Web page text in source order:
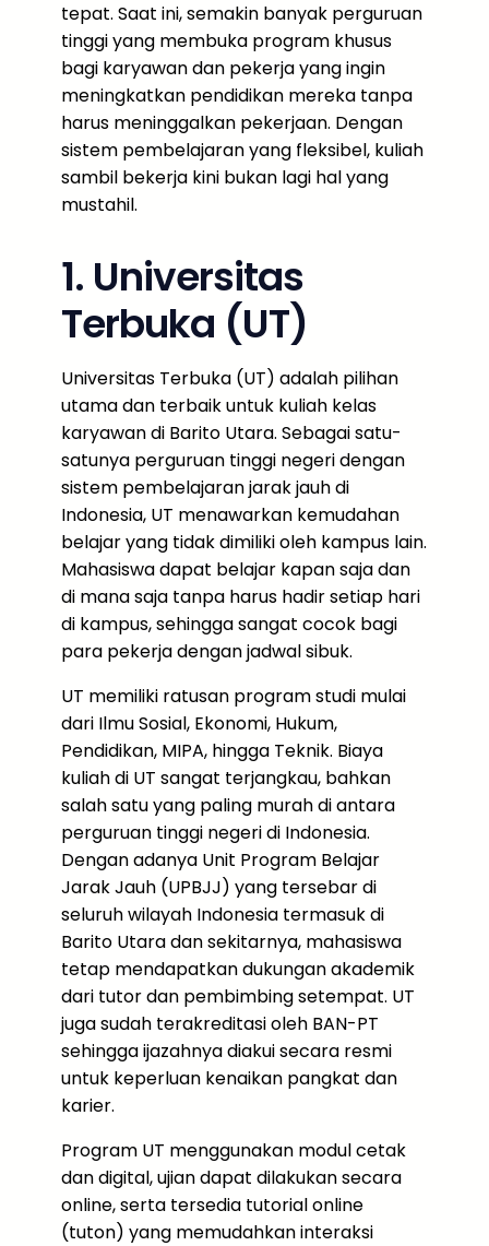
tepat. Saat ini, semakin banyak perguruan
tinggi yang membuka program khusus
bagi karyawan dan pekerja yang ingin
meningkatkan pendidikan mereka tanpa
harus meninggalkan pekerjaan. Dengan
sistem pembelajaran yang fleksibel, kuliah
sambil bekerja kini bukan lagi hal yang
mustahil.
1. Universitas
Terbuka (UT)
Universitas Terbuka (UT) adalah pilihan
utama dan terbaik untuk kuliah kelas
karyawan di Barito Utara. Sebagai satu-
satunya perguruan tinggi negeri dengan
sistem pembelajaran jarak jauh di
Indonesia, UT menawarkan kemudahan
belajar yang tidak dimiliki oleh kampus lain.
Mahasiswa dapat belajar kapan saja dan
di mana saja tanpa harus hadir setiap hari
di kampus, sehingga sangat cocok bagi
para pekerja dengan jadwal sibuk.
UT memiliki ratusan program studi mulai
dari Ilmu Sosial, Ekonomi, Hukum,
Pendidikan, MIPA, hingga Teknik. Biaya
kuliah di UT sangat terjangkau, bahkan
salah satu yang paling murah di antara
perguruan tinggi negeri di Indonesia.
Dengan adanya Unit Program Belajar
Jarak Jauh (UPBJJ) yang tersebar di
seluruh wilayah Indonesia termasuk di
Barito Utara dan sekitarnya, mahasiswa
tetap mendapatkan dukungan akademik
dari tutor dan pembimbing setempat. UT
juga sudah terakreditasi oleh BAN-PT
sehingga ijazahnya diakui secara resmi
untuk keperluan kenaikan pangkat dan
karier.
Program UT menggunakan modul cetak
dan digital, ujian dapat dilakukan secara
online, serta tersedia tutorial online
(tuton) yang memudahkan interaksi